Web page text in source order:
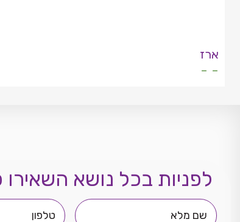
ארז
- -
לפניות בכל נושא השאירו
שם
טלפון